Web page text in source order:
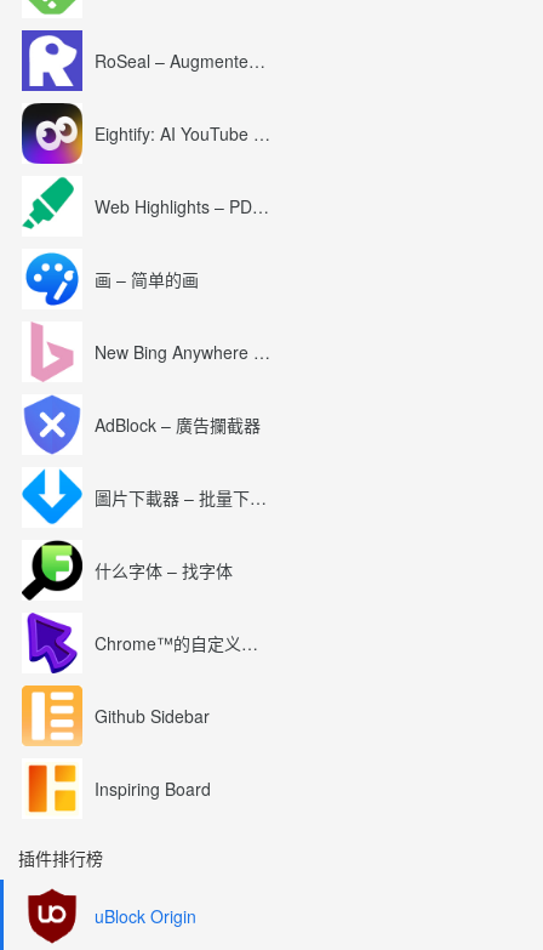
RoSeal – Augmented Roblox Experience
Eightify: AI YouTube Summary with ChatGPT
Web Highlights – PDF & Web Highlighter
画 – 简单的画
New Bing Anywhere (Bing Chat GPT-4)
AdBlock – 廣告攔截器
圖片下載器 – 批量下載圖片
什么字体 – 找字体
Chrome™的自定义光标
Github Sidebar
Inspiring Board
插件排行榜
uBlock Origin